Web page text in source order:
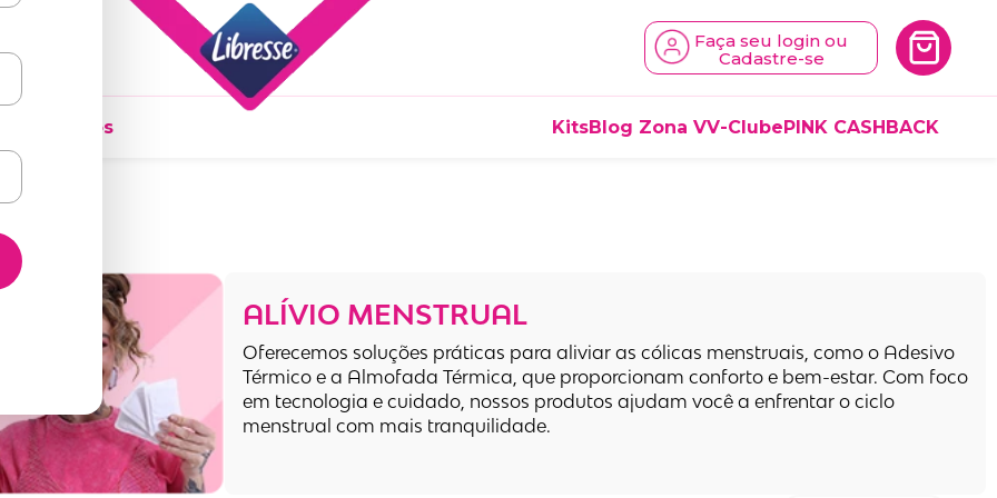
Faça seu login ou
Cadastre-se
Diários KitsBlog Zona VV-ClubePINK CASHBACK
ALÍVIO MENSTRUAL
Oferecemos soluções práticas para aliviar as cólicas menstruais, como o Adesivo
Térmico e a Almofada Térmica, que proporcionam conforto e bem-estar. Com foco
em tecnologia e cuidado, nossos produtos ajudam você a enfrentar o ciclo
menstrual com mais tranquilidade.